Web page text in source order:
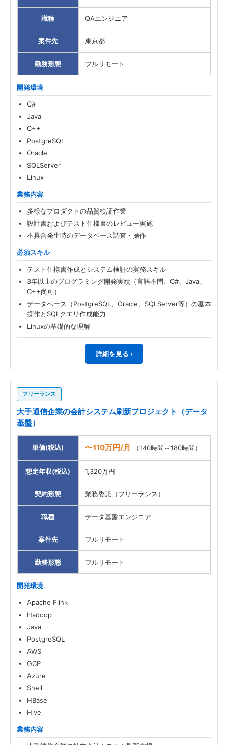
職種 QAエンジニア
案件先 東京都
勤務形態 フルリモート
開発環境
C#
Java
C++
PostgreSQL
Oracle
SQLServer
Linux
業務内容
多様なプロダクトの品質検証作業
設計書およびテスト仕様書のレビュー実施
不具合発生時のデータベース調査・操作
必須スキル
テスト仕様書作成とシステム検証の実務スキル
3年以上のプログラミング開発実績（言語不問、C#、Java、
C++尚可）
データベース（PostgreSQL、Oracle、SQLServer等）の基本
操作とSQLクエリ作成能力
Linuxの基礎的な理解
詳細を見る ›
フリーランス
大手通信企業の会計システム刷新プロジェクト（データ
基盤）
単価(税込) 〜110万円/月 （140時間～180時間）
想定年収(税込) 1,320万円
契約形態 業務委託（フリーランス）
職種 データ基盤エンジニア
案件先 フルリモート
勤務形態 フルリモート
開発環境
Apache Flink
Hadoop
Java
PostgreSQL
AWS
GCP
Azure
Shell
HBase
Hive
業務内容